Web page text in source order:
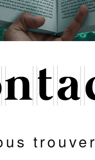
trouver